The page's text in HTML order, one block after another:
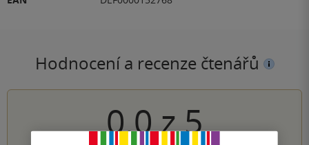
Hodnocení a recenze čtenářů
0.0z5